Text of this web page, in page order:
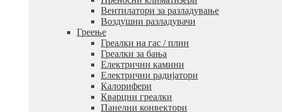
Вентилатори за разладување
Воздушни разладувачи
Греење
Греалки на гас / плин
Греалки за бања
Електрични камини
Електрични радијатори
Калорифери
Кварцни греалки
Панелни конвектори